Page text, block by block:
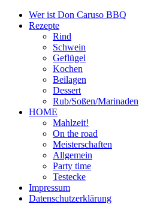
Wer ist Don Caruso BBQ
Rezepte
Rind
Schwein
Geflügel
Kochen
Beilagen
Dessert
Rub/Soßen/Marinaden
HOME
Mahlzeit!
On the road
Meisterschaften
Allgemein
Party time
Testecke
Impressum
Datenschutzerklärung